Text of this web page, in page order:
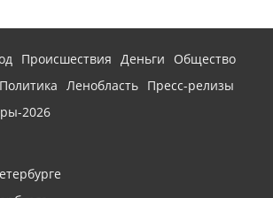
Происшествия Деньги
Общество
Политика Ленобласть Пресс-релизы
2026